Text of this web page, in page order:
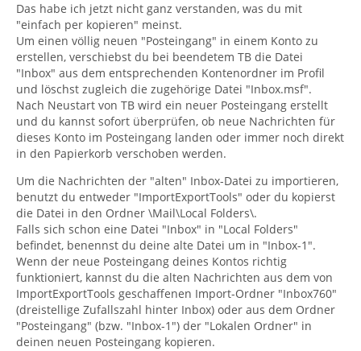
Das habe ich jetzt nicht ganz verstanden, was du mit
"einfach per kopieren" meinst.
Um einen völlig neuen "Posteingang" in einem Konto zu
erstellen, verschiebst du bei beendetem TB die Datei
"Inbox" aus dem entsprechenden Kontenordner im Profil
und löschst zugleich die zugehörige Datei "Inbox.msf".
Nach Neustart von TB wird ein neuer Posteingang erstellt
und du kannst sofort überprüfen, ob neue Nachrichten für
dieses Konto im Posteingang landen oder immer noch direkt
in den Papierkorb verschoben werden.
Um die Nachrichten der "alten" Inbox-Datei zu importieren,
benutzt du entweder "ImportExportTools" oder du kopierst
die Datei in den Ordner \Mail\Local Folders\.
Falls sich schon eine Datei "Inbox" in "Local Folders"
befindet, benennst du deine alte Datei um in "Inbox-1".
Wenn der neue Posteingang deines Kontos richtig
funktioniert, kannst du die alten Nachrichten aus dem von
ImportExportTools geschaffenen Import-Ordner "Inbox760"
(dreistellige Zufallszahl hinter Inbox) oder aus dem Ordner
"Posteingang" (bzw. "Inbox-1") der "Lokalen Ordner" in
deinen neuen Posteingang kopieren.